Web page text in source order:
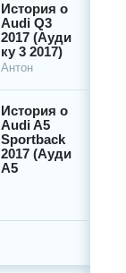
История о
Audi Q3
2017 (Ауди
ку 3 2017)
Антон
История о
Audi A5
Sportback
2017 (Ауди
А5